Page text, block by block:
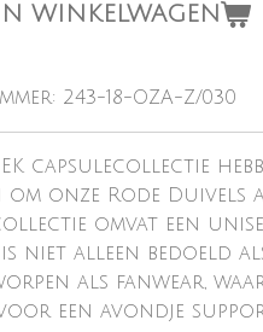
IN WINKELWAGEN
243-18-OZA-Z/030
capsulecollectie
om onze Rode Duivels
omvat een
niet alleen bedoeld
als fanwear,
een avondje